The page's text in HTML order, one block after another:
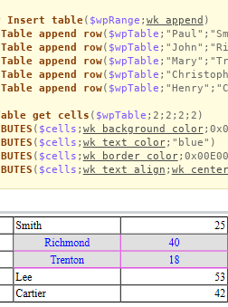
Insert table( $wpRange ; wk append )
Table append row( $wpTable
Table append row( $wpTable
Table append row( $wpTable
Table append row( $wpTable
Table append row( $wpTable
get cells ( $wpTable ;2;2;2;2)
( $cells ; wk background color
( $cells ; wk text color;"blue")
( $cells ; wk border color
( $cells ; wk text align ; wk center